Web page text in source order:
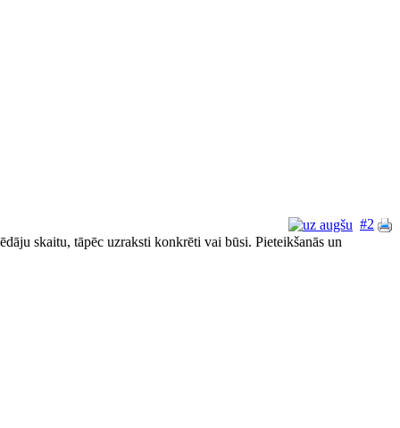
#2
skaitu, tāpēc uzraksti konkrēti vai būsi. Pieteikšanās un